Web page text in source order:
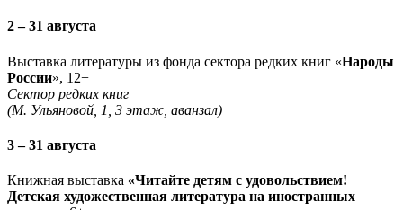
2 – 31 августа
Выставка литературы из фонда сектора редких книг «Народы
России», 12+
Сектор редких книг
(М. Ульяновой, 1, 3 этаж, аванзал)
3 – 31 августа
Книжная выставка «Читайте детям с удовольствием!
Детская художественная литература на иностранных